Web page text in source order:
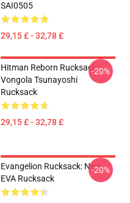
SAI0505
29,15 £ - 32,78 £
Hitman Reborn Rucksack:
Vongola Tsunayoshi
Rucksack
29,15 £ - 32,78 £
-20%
Evangelion Rucksack: Nerv
EVA Rucksack
-20%